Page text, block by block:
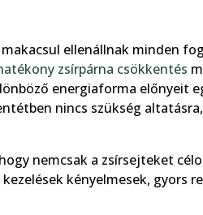
ellenállnak minden
zsírpárna csökkentés
energiaforma előnyeit
nincs szükség
nemcsak a zsírsejteket
kényelmesek, gyors